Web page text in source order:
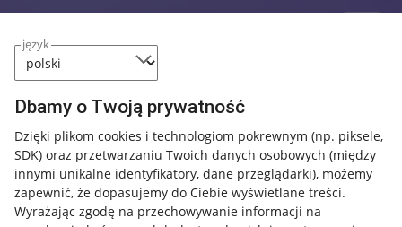
język
Dbamy o Twoją prywatność
Dzięki plikom cookies i technologiom pokrewnym (np. piksele,
SDK) oraz przetwarzaniu Twoich danych osobowych (między
innymi unikalne identyfikatory, dane przeglądarki), możemy
zapewnić, że dopasujemy do Ciebie wyświetlane treści.
Wyrażając zgodę na przechowywanie informacji na